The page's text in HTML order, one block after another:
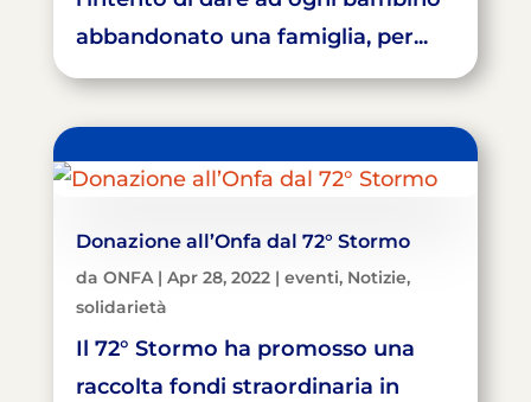
abbandonato una famiglia, per...
Donazione all’Onfa dal 72° Stormo
da ONFA| Apr 28, 2022| eventi, Notizie,
solidarietà
Il 72° Stormo ha promosso una
raccolta fondi straordinaria in